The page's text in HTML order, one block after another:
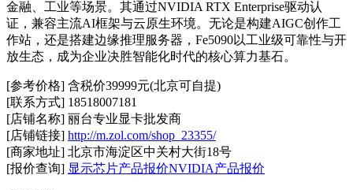
金融、工业等场景。其通过NVIDIA RTX Enterprise驱动认
证，兼容主流AI框架与云原生环境。无论是构建AIGC创作工
作站，还是搭建边缘推理服务器，Fe5090以工业级可靠性与开
放生态，成为企业决胜智能化时代的核心算力基石。
[参考价格] 含税价39999元(北京可自提)
[联系方式] 18518007181
[店铺名称] 丽台专业显卡批发商
[店铺链接] http://m.zol.com/shop_23355/
[商家地址] 北京市海淀区中关村大街18号
[报价查询] 显示芯片产品报价NVIDIA产品报价